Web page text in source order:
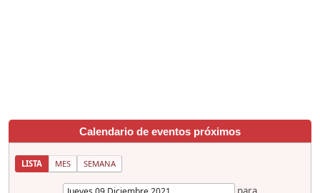
Calendario de eventos próximos
LISTA MES SEMANA